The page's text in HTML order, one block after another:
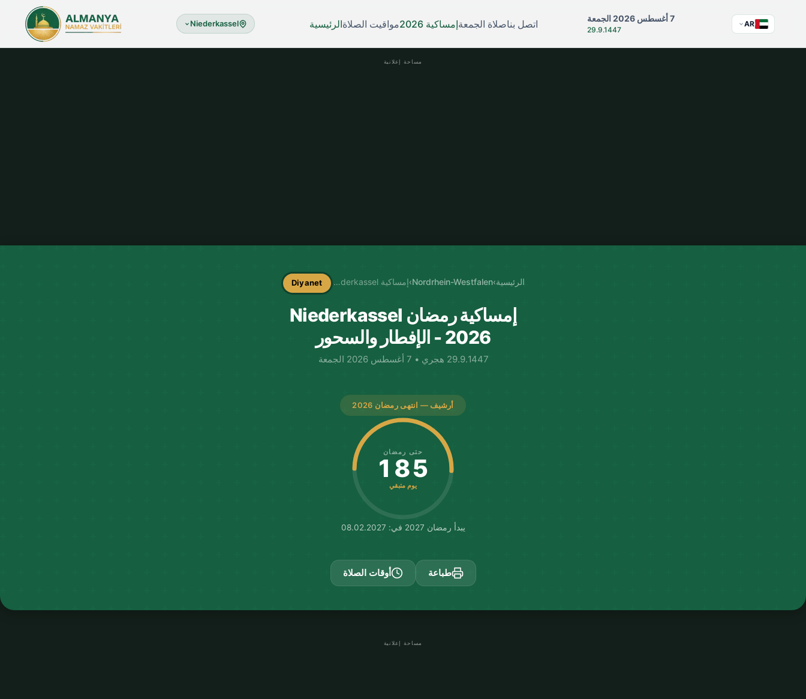
Niederkassel الرئيسيةمواقيت الصلاة إمساكية 2026صلاة الجمعةاتصل بنا 7 أغسطس 2026 الجمعة
29.9.1447
AR
مساحة إعلانية
الرئيسية›
Nordrhein-Westfalen
› إمساكية Niederkassel Diyanet
إمساكية رمضان Niederkassel
2026 - الإفطار والسحور
29.9.1447 هجري • 7 أغسطس 2026 الجمعة
أرشيف — انتهى رمضان 2026
حتى رمضان
185
يوم متبقي
يبدأ رمضان 2027 في: 08.02.2027
طباعة أوقات الصلاة
مساحة إعلانية